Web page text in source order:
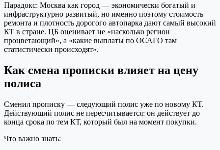
Парадокс: Москва как город — экономически богатый и
инфраструктурно развитый, но именно поэтому стоимость
ремонта и плотность дорогого автопарка дают самый высокий
КТ в стране. ЦБ оценивает не «насколько регион
процветающий», а «какие выплаты по ОСАГО там
статистически происходят».
Как смена прописки влияет на цену
полиса
Сменил прописку — следующий полис уже по новому КТ.
Действующий полис не пересчитывается: он действует до
конца срока по тем КТ, который был на момент покупки.
Что важно знать: